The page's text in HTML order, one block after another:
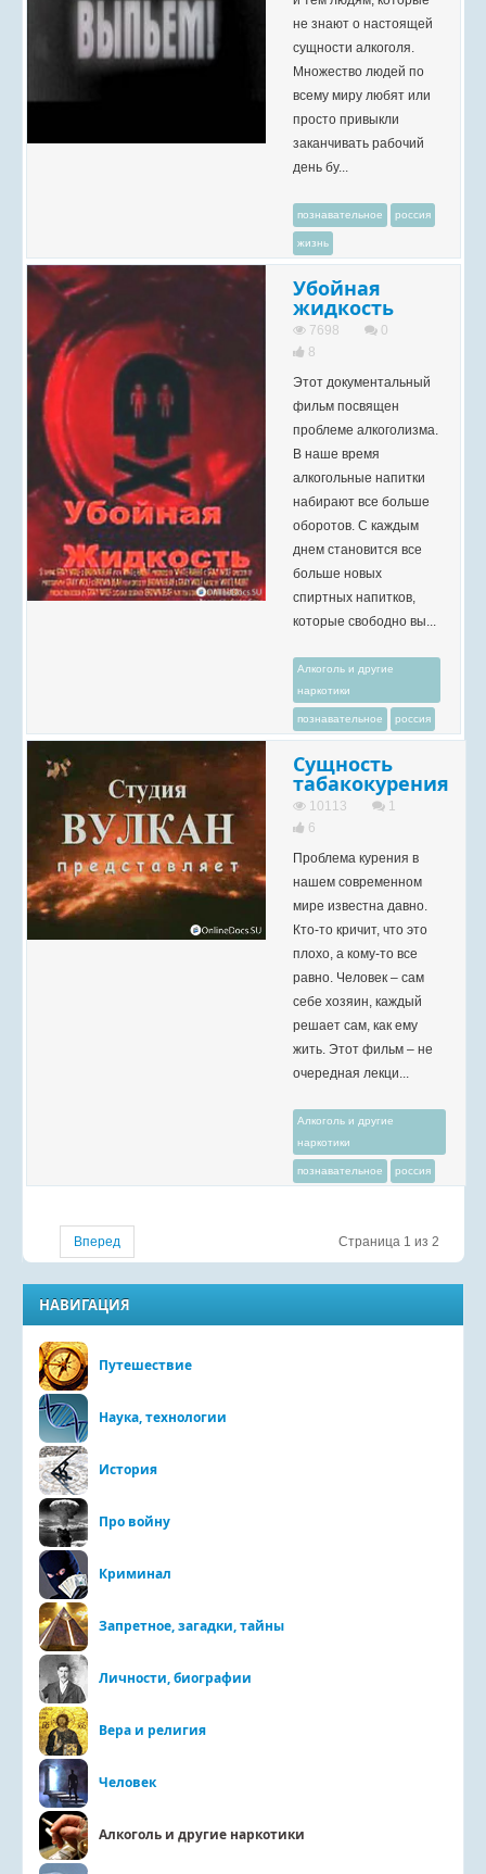
не знают о настоящей
сущности алкоголя.
Множество людей по
всему миру любят или
просто привыкли
заканчивать рабочий
день бу...
познавательное россия
жизнь
Убойная
жидкость
7698
0
8
Этот документальный
фильм посвящен
проблеме алкоголизма.
В наше время
алкогольные напитки
набирают все больше
оборотов. С каждым
днем становится все
больше новых
спиртных напитков,
которые свободно вы...
Алкоголь и другие
наркотики
познавательное россия
Сущность
табакокурения
10113
1
6
Проблема курения в
нашем современном
мире известна давно.
Кто-то кричит, что это
плохо, а кому-то все
равно. Человек – сам
себе хозяин, каждый
решает сам, как ему
жить. Этот фильм – не
очередная лекци...
Алкоголь и другие
наркотики
познавательное россия
Страница 1 из 2
Вперед
НАВИГАЦИЯ
Путешествие
Наука, технологии
История
Про войну
Криминал
Запретное, загадки, тайны
Личности, биографии
Вера и религия
Человек
Алкоголь и другие наркотики